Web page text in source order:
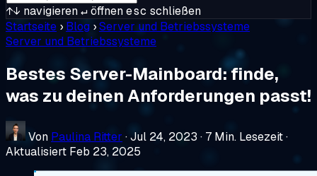
↑↓ navigieren↵öffnenesc schließen
Startseite › Blog ›Server und Betriebssysteme
Server und Betriebssysteme
Bestes Server-Mainboard: finde,
was zu deinen Anforderungen passt!
Von Paulina Ritter ·Jul 24, 2023 · 7 Min. Lesezeit·
Aktualisiert Feb 23, 2025